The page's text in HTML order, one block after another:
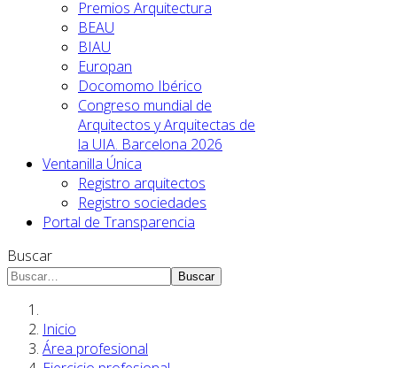
Premios Arquitectura
BEAU
BIAU
Europan
Docomomo Ibérico
Congreso mundial de
Arquitectos y Arquitectas de
la UIA. Barcelona 2026
Ventanilla Única
Registro arquitectos
Registro sociedades
Portal de Transparencia
Buscar
Buscar
Inicio
Área profesional